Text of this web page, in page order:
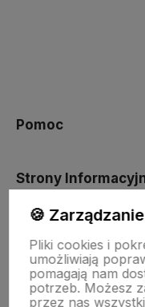
Pomoc
Strony
O firmie
🍪
Pliki cookies i
umożliwiają
pomagają nam
potrzeb. Możesz
przez nas